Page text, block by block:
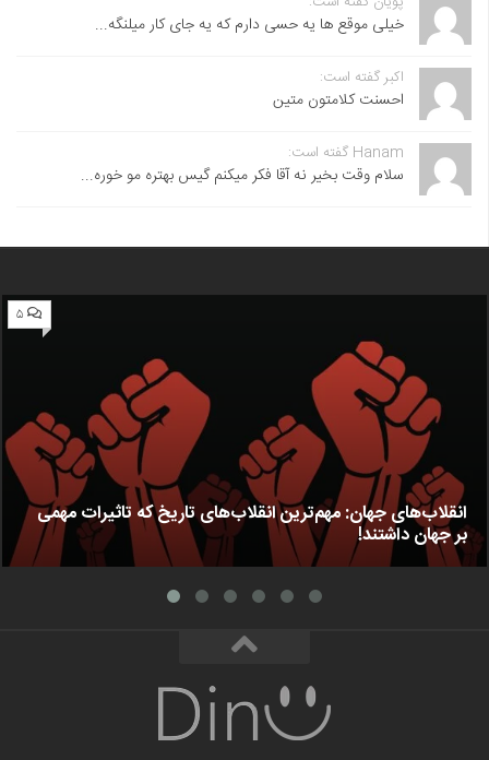
خیلی موقع ها یه حسی دارم که یه جای کار میلنگه...
اکبر گفته است:
احسنت ‌کلامتون متین
Hanam گفته است:
سلام وقت بخیر نه آقا فکر میکنم گیس بهتره مو خوره...
۵
انقلاب‌های جهان: مهم‌ترین انقلاب‌های تاریخ که تاثیرات مهمی
بر جهان داشتند!